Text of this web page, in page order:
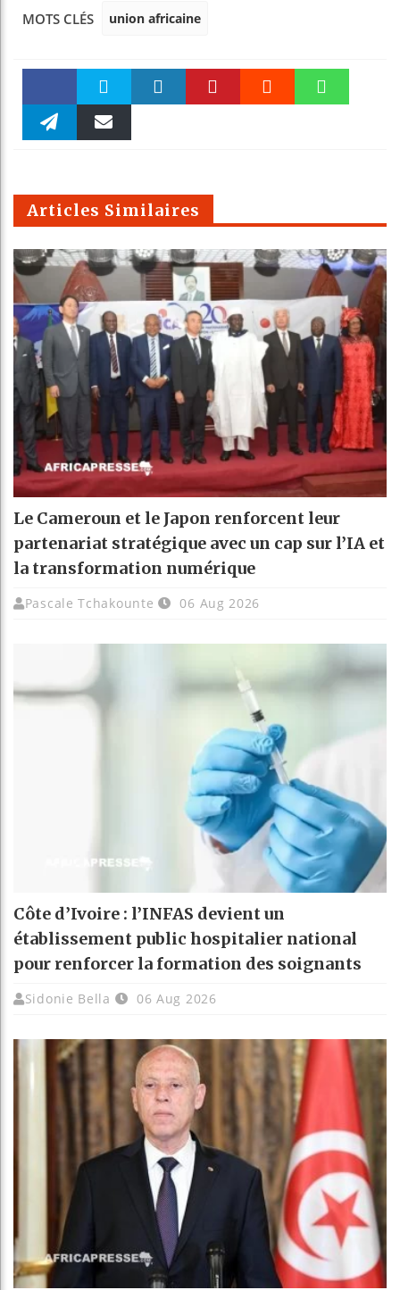
MOTS CLÉS union africaine
Faceboo Twitter
m
Articles Similaires
Le Cameroun et le Japon renforcent leur
partenariat stratégique avec un cap sur l’IA et
la transformation numérique
Pascale Tchakounte 06 Aug 2026
Côte d’Ivoire : l’INFAS devient un
établissement public hospitalier national
pour renforcer la formation des soignants
Sidonie Bella 06 Aug 2026